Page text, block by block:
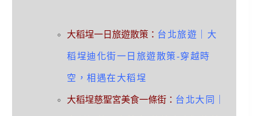
大稻埕一日旅遊散策： 台北旅遊｜大
稻埕迪化街一日旅遊散策-穿越時
空，相遇在大稻埕
大稻埕慈聖宮美食一條街： 台北大同｜